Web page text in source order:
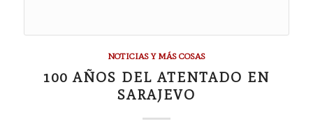
NOTICIAS Y MÁS COSAS
100 AÑOS DEL ATENTADO EN
SARAJEVO